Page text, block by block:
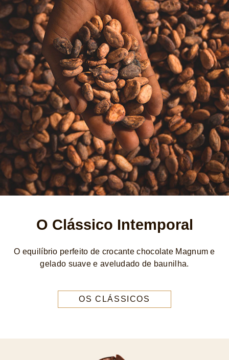
O Clássico Intemporal
O equilíbrio perfeito de crocante chocolate Magnum e
gelado suave e aveludado de baunilha.
OS CLÁSSICOS